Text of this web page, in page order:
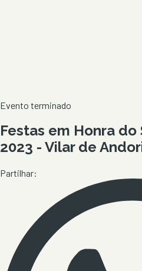
Evento terminado
Festas em Honra
2023 - Vilar de
Partilhar: